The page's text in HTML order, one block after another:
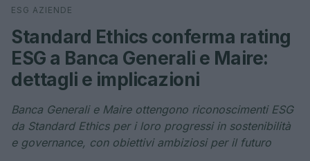
Cerca
ESG AZIENDE
Standard Ethics conferma rating
ESG a Banca Generali e Maire:
dettagli e implicazioni
Banca Generali e Maire ottengono riconoscimenti ESG
da Standard Ethics per i loro progressi in sostenibilità
e governance, con obiettivi ambiziosi per il futuro